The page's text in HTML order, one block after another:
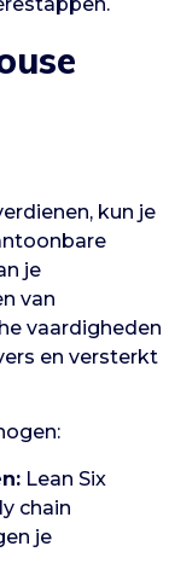
kun je
je
van
vaardigheden
en versterkt
Lean Six
chain
je